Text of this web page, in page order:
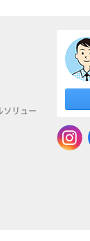
ソリュー